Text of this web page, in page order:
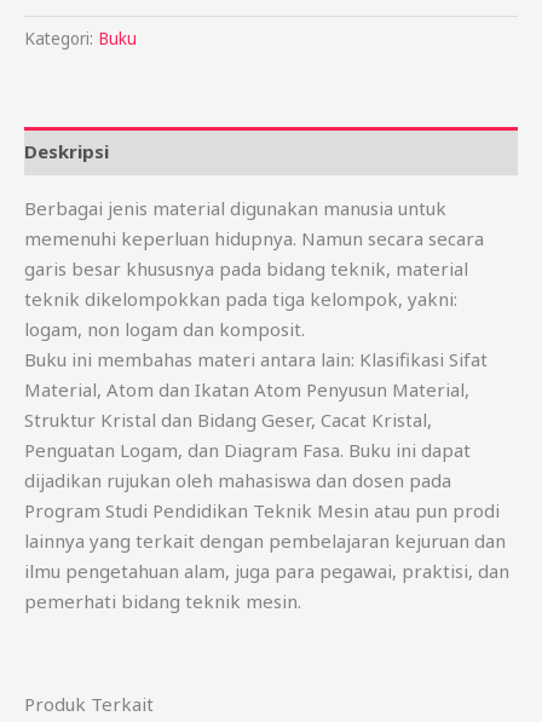
Kategori: Buku
Deskripsi
Berbagai jenis material digunakan manusia untuk
memenuhi keperluan hidupnya. Namun secara secara
garis besar khususnya pada bidang teknik, material
teknik dikelompokkan pada tiga kelompok, yakni:
logam, non logam dan komposit.
Buku ini membahas materi antara lain: Klasifikasi Sifat
Material, Atom dan Ikatan Atom Penyusun Material,
Struktur Kristal dan Bidang Geser, Cacat Kristal,
Penguatan Logam, dan Diagram Fasa. Buku ini dapat
dijadikan rujukan oleh mahasiswa dan dosen pada
Program Studi Pendidikan Teknik Mesin atau pun prodi
lainnya yang terkait dengan pembelajaran kejuruan dan
ilmu pengetahuan alam, juga para pegawai, praktisi, dan
pemerhati bidang teknik mesin.
Produk Terkait